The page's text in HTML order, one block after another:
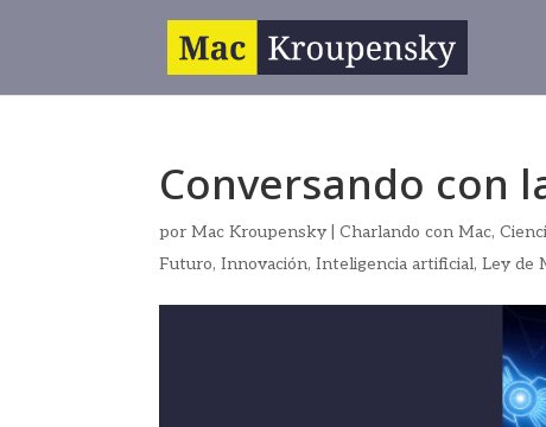
Conversando con
porMac Kroupensky |Charlando con Mac,
Futuro,Innovación,Inteligencia artificial,Ley de